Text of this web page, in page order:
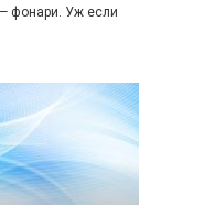
фонари. Уж если